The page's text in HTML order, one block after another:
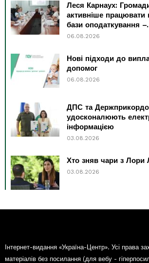
Леся Карнаух:
активніше
бази оподаткування
06.08.2026
Нові підходи до
допомог
06.08.2026
ДПС та
удосконалюють
інформацією
03.08.2026
Хто зняв чари з Лори
03.08.2026
Інтернет-видання «Україна-Центр». Усі права
матеріалів без посилання (для вебу -